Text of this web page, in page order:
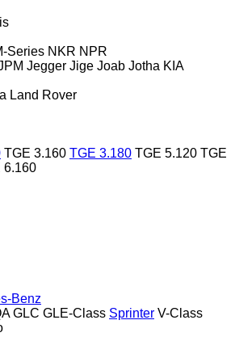
Series NKR NPR
Jegger Jige Joab Jotha KIA
Land Rover
TGE 3.160 TGE 3.180 TGE 5.120 TGE
6.160
Benz
GLC GLE-Class Sprinter V-Class